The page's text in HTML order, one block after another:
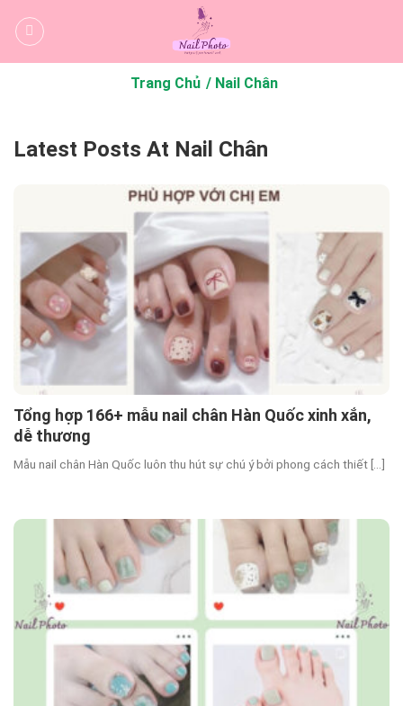
qua
Trang Chủ Nail Chân
Latest Posts At Nail Chân
Tổng hợp 166+ mẫu nail chân Hàn Quốc xinh xắn,
dễ thương
Mẫu nail chân Hàn Quốc luôn thu hút sự chú ý bởi phong cách thiết [...]